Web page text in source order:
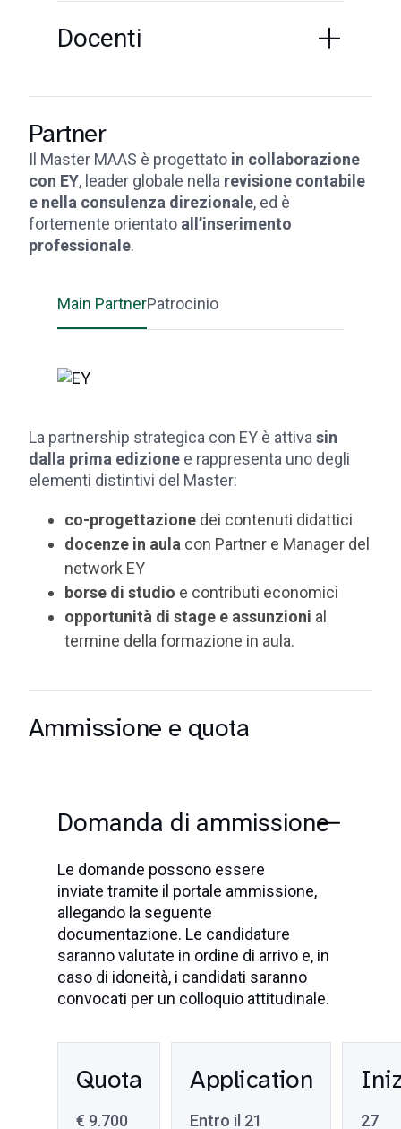
Docenti
Partner
Il Master MAAS è progettato in collaborazione
con EY, leader globale nella revisione contabile
e nella consulenza direzionale, ed è
fortemente orientato all’inserimento
professionale.
Main PartnerPatrocinio
La partnership strategica con EY è attiva sin
dalla prima edizione e rappresenta uno degli
elementi distintivi del Master:
co-progettazione dei contenuti didattici
docenze in aula con Partner e Manager del
network EY
borse di studio e contributi economici
opportunità di stage e assunzioni al
termine della formazione in aula.
Ammissione e quota
Domanda di ammissione
Le domande possono essere
inviate tramite il portale ammissione,
allegando la seguente
documentazione. Le candidature
saranno valutate in ordine di arrivo e, in
caso di idoneità, i candidati saranno
convocati per un colloquio attitudinale.
Quota
€ 9.700
Application
Entro il 21 27